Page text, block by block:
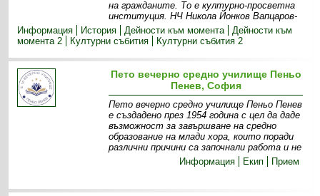
на гражданите. То е културно-просветна
институция. НЧ Никола Йонков Вапцаров-
Информация
История Дейности към момента
Дейности към
момента 2
Културни събития Културни събития 2
Пето вечерно средно училище Пеньо
Пенев, София
Пето вечерно средно училище Пеньо Пенев
е създадено през 1954 година с цел да даде
възможност за завършване на средно
образование на млади хора, които поради
различни причини са започнали работа и не
Информация
Екип Прием